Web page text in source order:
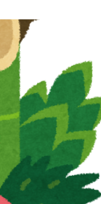
メディア事業